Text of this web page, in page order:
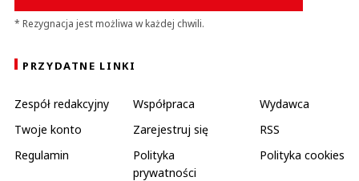
* Rezygnacja jest możliwa w każdej chwili.
PRZYDATNE LINKI
Zespół redakcyjny Współpraca
Wydawca
Twoje konto
Zarejestruj się
RSS
Regulamin
Polityka
prywatności
Polityka cookies